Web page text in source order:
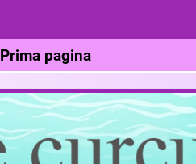
Prima pagina